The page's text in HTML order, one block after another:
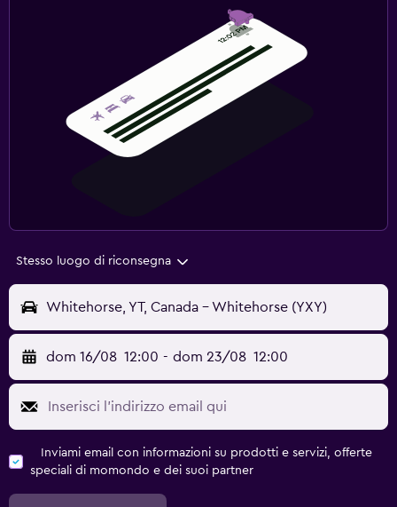
Stesso luogo di riconsegna
Whitehorse, YT, Canada - Whitehorse (YXY)
dom 16/08 12:00 - dom 23/08 12:00
Inviami email con informazioni su prodotti e servizi, offerte
speciali di momondo e dei suoi partner